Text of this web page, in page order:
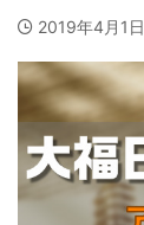
2019年4月1日